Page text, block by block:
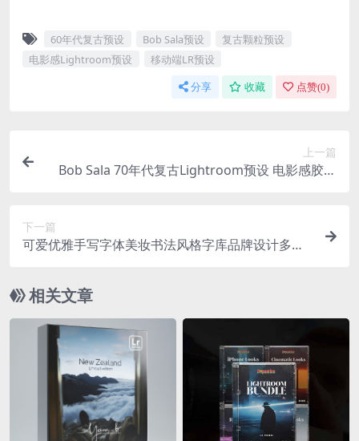
60年代复古预设 Bob Sala预设
复古颗粒预设
电影感Lightroom预设
移动端LR预设
分享 收藏 点赞(0)
上一篇
Bob Sala 70年代复古Lightroom预设 电影感胶片
下一篇
可爱优雅手写字体美妆书法风格字库品牌设计多语
相关文章